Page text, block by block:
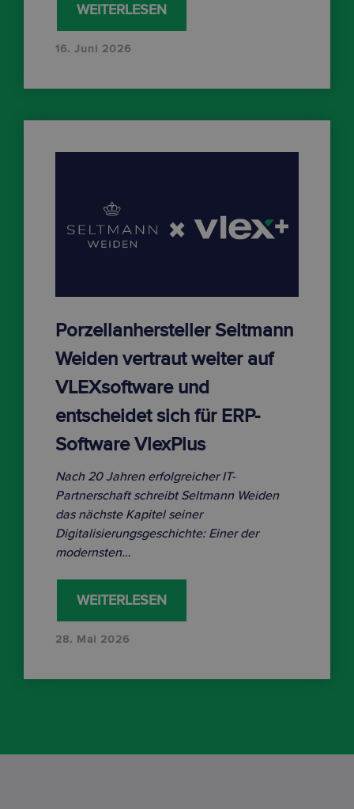
WEITERLESEN
16. Juni 2026
Porzellanhersteller Seltmann
Weiden vertraut weiter auf
VLEXsoftware und
entscheidet sich für ERP-
Software VlexPlus
Nach 20 Jahren erfolgreicher IT-
Partnerschaft schreibt Seltmann Weiden
das nächste Kapitel seiner
Digitalisierungsgeschichte: Einer der
modernsten…
WEITERLESEN
28. Mai 2026